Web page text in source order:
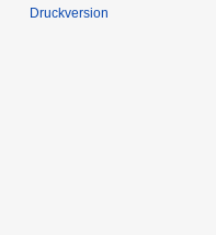
Druckversion